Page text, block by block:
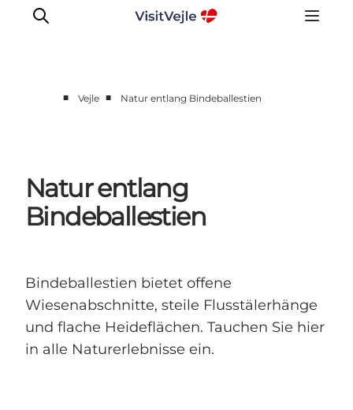
Reiseplanung
Inspiration
■ Vejle ■ Natur entlang Bindeballestien
Natur entlang
Bindeballestien
Bindeballestien bietet offene
Wiesenabschnitte, steile Flusstälerhänge
und flache Heideflächen. Tauchen Sie hier
in alle Naturerlebnisse ein.